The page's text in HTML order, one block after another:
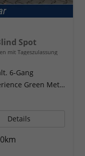
Spot
mit Tageszulassung
6-Gang
Experience Green Metallic
Details